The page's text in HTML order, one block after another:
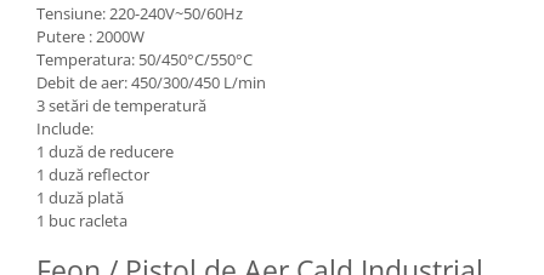
Tensiune: 220-240V~50/60Hz
Putere : 2000W
Temperatura: 50/450°C/550°C
Debit de aer: 450/300/450 L/min
3 setări de temperatură
Include:
1 duză de reducere
1 duză reflector
1 duză plată
1 buc racleta